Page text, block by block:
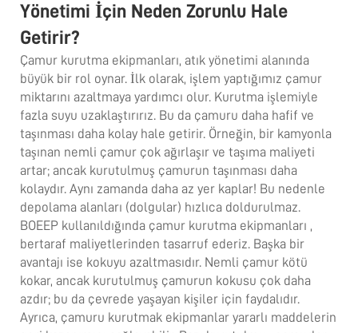
Yönetimi İçin Neden Zorunlu Hale
Getirir?
Çamur kurutma ekipmanları, atık yönetimi alanında
büyük bir rol oynar. İlk olarak, işlem yaptığımız çamur
miktarını azaltmaya yardımcı olur. Kurutma işlemiyle
fazla suyu uzaklaştırırız. Bu da çamuru daha hafif ve
taşınması daha kolay hale getirir. Örneğin, bir kamyonla
taşınan nemli çamur çok ağırlaşır ve taşıma maliyeti
artar; ancak kurutulmuş çamurun taşınması daha
kolaydır. Aynı zamanda daha az yer kaplar! Bu nedenle
depolama alanları (dolgular) hızlıca doldurulmaz.
BOEEP kullanıldığında çamur kurutma ekipmanları ,
bertaraf maliyetlerinden tasarruf ederiz. Başka bir
avantajı ise kokuyu azaltmasıdır. Nemli çamur kötü
kokar, ancak kurutulmuş çamurun kokusu çok daha
azdır; bu da çevrede yaşayan kişiler için faydalıdır.
Ayrıca, çamuru kurutmak ekipmanlar yararlı maddelerin